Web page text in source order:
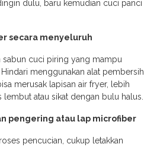
dulu, baru kemudian cuci panci
secara menyeluruh
sabun cuci piring yang mampu
menggunakan alat pembersih
merusak lapisan air fryer, lebih
atau sikat dengan bulu halus.
pengering atau lap microfiber
pencucian, cukup letakkan